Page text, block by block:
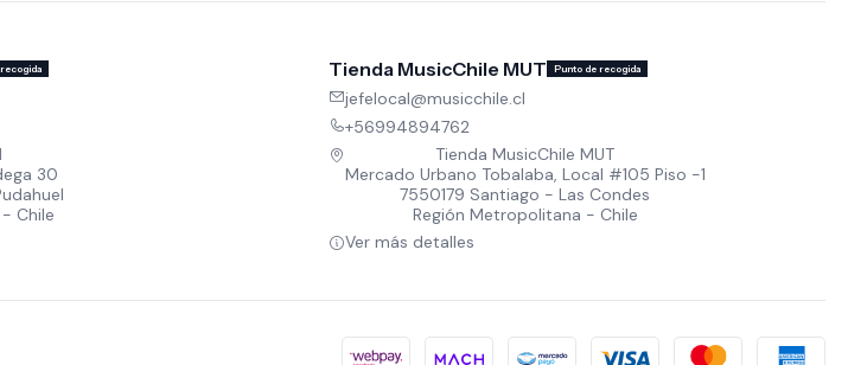
30
Chile
Tienda MusicChile MUT Punto de recogida
jefelocal@musicchile.cl
+56994894762
Tienda MusicChile MUT
Mercado Urbano Tobalaba, Local #105 Piso -1
7550179 Santiago - Las Condes
Región Metropolitana - Chile
Ver más detalles